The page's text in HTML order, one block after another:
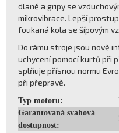
dlaně a gripy se
mikrovibrace. Lepší
foukaná kola se šípovým
Do rámu stroje jsou nově
uchycení pomocí kurtů při
splňuje přísnou normu
při přepravě.
Typ motoru:
Garantovaná svahová
dostupnost: